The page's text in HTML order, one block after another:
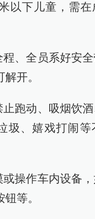
以下儿童，需在
程、全员系好安
开。
止跑动、吸烟饮
圾、嬉戏打闹等
或操作车内设备
等。